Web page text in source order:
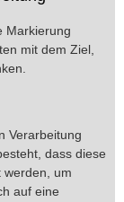
Markierung
mit dem Ziel,
Verarbeitung
dass diese
werden, um
auf eine